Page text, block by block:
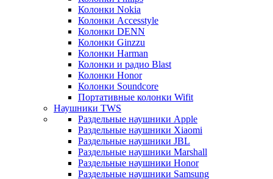
Колонки Nokia
Колонки Accesstyle
Колонки DENN
Колонки Ginzzu
Колонки Harman
Колонки и радио Blast
Колонки Honor
Колонки Soundcore
Портативные колонки Wifit
Наушники TWS
Раздельные наушники Apple
Раздельные наушники Xiaomi
Раздельные наушники JBL
Раздельные наушники Marshall
Раздельные наушники Honor
Раздельные наушники Samsung